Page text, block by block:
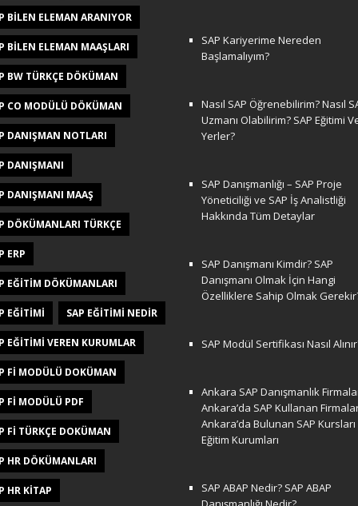
BILEN ELEMAN ARANIYOR
BILEN ELEMAN MAAŞLARI
BW TÜRKÇE DÖKÜMAN
CO MODÜLÜ DÖKÜMAN
DANIŞMAN NOTLARI
DANIŞMANI
DANIŞMANI MAAŞ
DÖKÜMANLARI TÜRKÇE
ERP
EĞITIM DÖKÜMANLARI
EĞITIMI SAP EĞITIMI NEDIR
EĞITIMI VEREN KURUMLAR
FI MODÜLÜ DOKÜMAN
FI MODÜLÜ PDF
FI TÜRKÇE DOKÜMAN
HR DÖKÜMANLARI
HR KITAP
SAP Kariyerime Nereden
Başlamalıyım?
Nasıl SAP Öğrenebilirim? Nasıl
Uzmanı Olabilirim? SAP Eğitimi
Yerler?
SAP Danışmanlığı – SAP Proje
Yöneticiliği ve SAP İş Analistliği
Hakkında Tüm Detaylar
SAP Danışmanı Kimdir? SAP
Danışmanı Olmak İçin Hangi
Özelliklere Sahip Olmak
SAP Modül Sertifikası Nasıl
Ankara SAP Danışmanlık
Ankara’da SAP Kullanan
Ankara’da Bulunan SAP
Eğitim Kurumları
SAP ABAP Nedir? SAP ABAP